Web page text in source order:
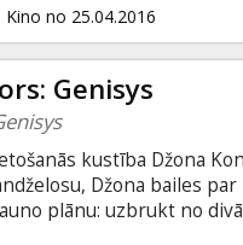
uzskaitē. Filma
Kino no 25.04.2016
Genisys
kustība Džona
Džona bailes
plānu: uzbrukt no